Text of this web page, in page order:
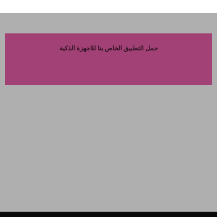
حمل التطبيق الخاص بنا للاجهزة الذكية